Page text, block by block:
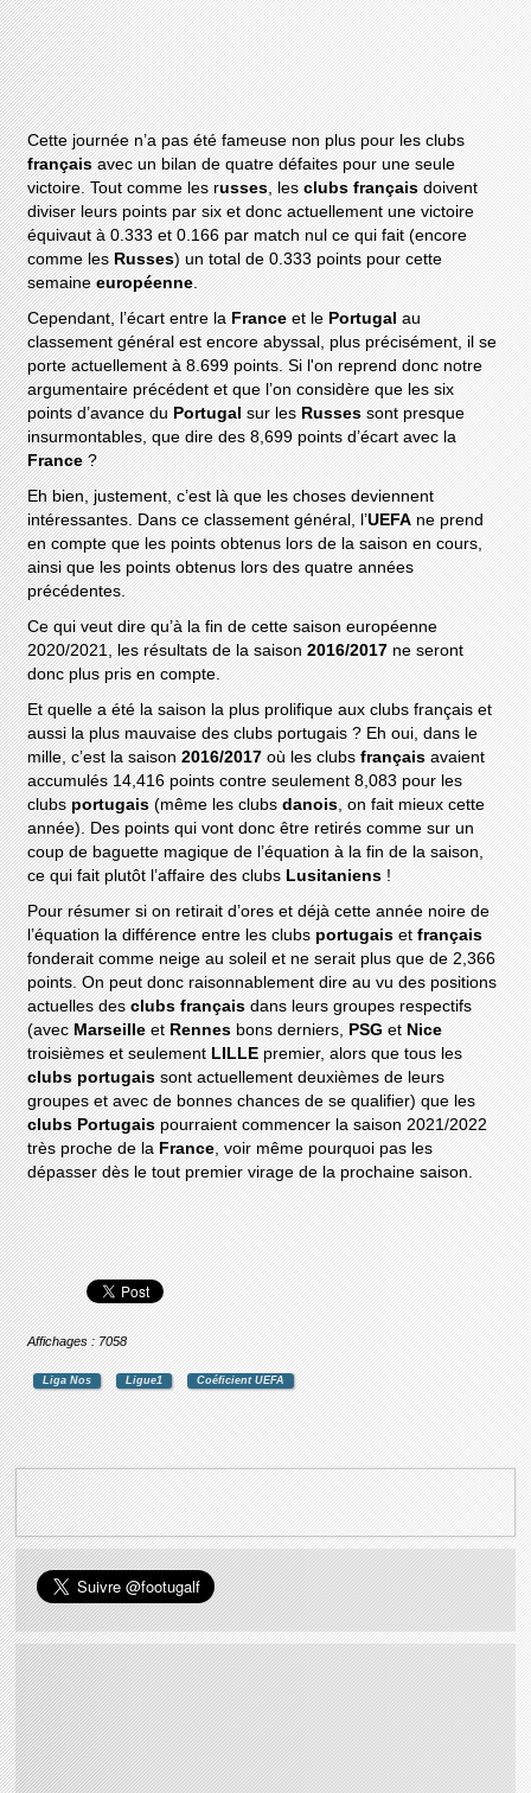
Cette journée n’a pas été fameuse non plus pour les clubs
françaisavec un bilan de quatre défaites pour une seule
victoire. Tout comme les russes, lesclubs français doivent
diviser leurs points par six et donc actuellement une victoire
équivaut à 0.333 et 0.166 par match nul ce qui fait (encore
comme les Russes) un total de 0.333 points pour cette
semaineeuropéenne.
Cependant, l’écart entre la Franceet le Portugal au
classement général est encore abyssal, plus précisément, il se
porte actuellement à 8.699 points. Si l'on reprend donc notre
argumentaire précédent et que l’on considère que les six
points d’avance du Portugalsur les Russessont presque
insurmontables, que dire des 8,699 points d’écart avec la
France?
Eh bien, justement, c’est là que les choses deviennent
intéressantes. Dans ce classement général, l’UEFA ne prend
en compte que les points obtenus lors de la saison en cours,
ainsi que les points obtenus lors des quatre années
précédentes.
Ce qui veut dire qu’à la fin de cette saison européenne
2020/2021, les résultats de la saison2016/2017 ne seront
donc plus pris en compte.
Et quelle a été la saison la plus prolifique aux clubs français et
aussi la plus mauvaise des clubs portugais ? Eh oui, dans le
mille, c’est la saison2016/2017 où les clubsfrançaisavaient
accumulés 14,416 points contre seulement 8,083 pour les
clubsportugais(même les clubsdanois, on fait mieux cette
année). Des points qui vont donc être retirés comme sur un
coup de baguette magique de l’équation à la fin de la saison,
ce qui fait plutôt l’affaire des clubs Lusitaniens !
Pour résumer si on retirait d’ores et déjà cette année noire de
l’équation la différence entre les clubs portugais etfrançais
fonderait comme neige au soleil et ne serait plus que de 2,366
points. On peut donc raisonnablement dire au vu des positions
actuelles desclubs français dans leurs groupes respectifs
(avecMarseilleet Rennes bons derniers, PSGet Nice
troisièmes et seulement LILLE premier, alors que tous les
clubs portugais sont actuellement deuxièmes de leurs
groupes et avec de bonnes chances de se qualifier) que les
clubs Portugais pourraient commencer la saison 2021/2022
très proche de la France, voir même pourquoi pas les
dépasser dès le tout premier virage de la prochaine saison.
Affichages : 7058
Liga Nos Ligue1 Coéficient UEFA